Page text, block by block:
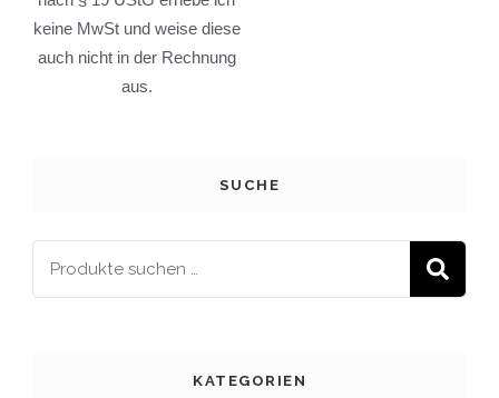
keine MwSt und weise diese
auch nicht in der Rechnung
aus.
SUCHE
KATEGORIEN